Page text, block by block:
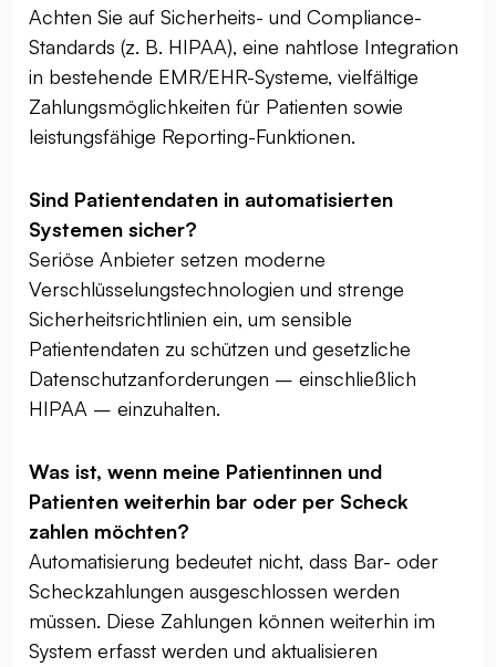
Achten Sie auf Sicherheits- und Compliance-
Standards (z. B. HIPAA), eine nahtlose Integration
in bestehende EMR/EHR-Systeme, vielfältige
Zahlungsmöglichkeiten für Patienten sowie
leistungsfähige Reporting-Funktionen.
Sind Patientendaten in automatisierten
Systemen sicher?
Seriöse Anbieter setzen moderne
Verschlüsselungstechnologien und strenge
Sicherheitsrichtlinien ein, um sensible
Patientendaten zu schützen und gesetzliche
Datenschutzanforderungen – einschließlich
HIPAA – einzuhalten.
Was ist, wenn meine Patientinnen und
Patienten weiterhin bar oder per Scheck
zahlen möchten?
Automatisierung bedeutet nicht, dass Bar- oder
Scheckzahlungen ausgeschlossen werden
müssen. Diese Zahlungen können weiterhin im
System erfasst werden und aktualisieren